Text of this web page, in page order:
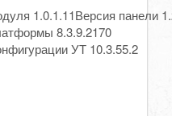
1.0.1.11Версия панели
8.3.9.2170
УТ 10.3.55.2